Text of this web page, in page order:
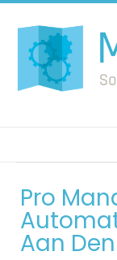
naar
inhoud
Pro
Aan